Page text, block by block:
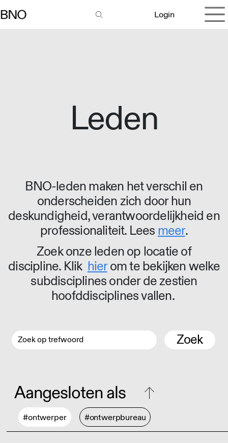
Login
Leden
BNO-leden maken het verschil en
onderscheiden zich door hun
deskundigheid, verantwoordelijkheid en
professionaliteit. Lees meer.
Zoek onze leden op locatie of
discipline. Klik hierom te bekijken welke
subdisciplines onder de zestien
hoofddisciplines vallen.
Zoek
Aangesloten als
#ontwerper #ontwerpbureau